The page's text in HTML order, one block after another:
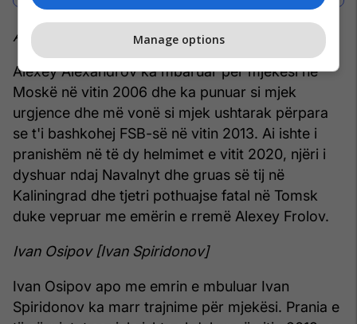
Alexey Alexandrov [Alexey Frolov]
Alexey Alexandrov ka mbaruar për mjekësi në
Moskë në vitin 2006 dhe ka punuar si mjek
urgjence dhe më vonë si mjek ushtarak përpara
se t'i bashkohej FSB-së në vitin 2013. Ai ishte i
pranishëm në të dy helmimet e vitit 2020, njëri i
dyshuar ndaj Navalnyt dhe gruas së tij në
Kaliningrad dhe tjetri pothuajse fatal në Tomsk
duke vepruar me emërin e rremë Alexey Frolov.
Ivan Osipov [Ivan Spiridonov]
Ivan Osipov apo me emrin e mbuluar Ivan
Spiridonov ka marr trajnime për mjekësi. Prania e
Manage options